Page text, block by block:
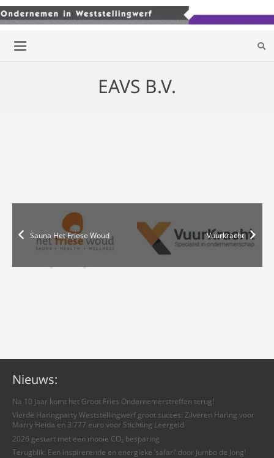
EAVS B.V.
Sauna Het Friese Woud Vuurkracht
Nieuws:
Na 10 jaar komt het Groot Fries Ondernemerstreffen terug!
Vierde Haringparty Weststellingwerf groot succes: Zilveren Haring voor
Marry Heida en 3.777 euro voor Stichting Leergeld
2026 gestart met een mooie CO₂ besparing
Terugblik: Een inspirerende en energieke ‘safari’ door Jumbo de Jong!